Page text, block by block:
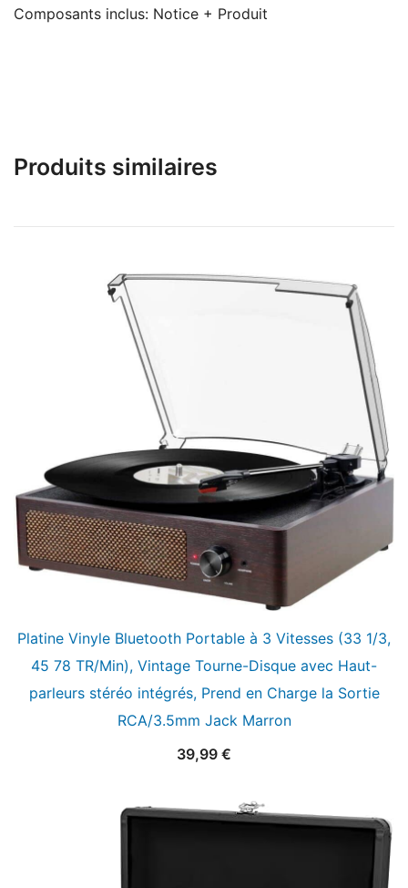
Composants inclus: Notice + Produit
Produits similaires
Platine Vinyle Bluetooth Portable à 3 Vitesses (33 1/3,
45 78 TR/Min), Vintage Tourne-Disque avec Haut-
parleurs stéréo intégrés, Prend en Charge la Sortie
RCA/3.5mm Jack Marron
39,99 €